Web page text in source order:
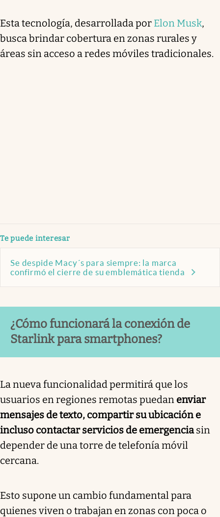
Esta tecnología, desarrollada por Elon Musk,
busca brindar cobertura en zonas rurales y
áreas sin acceso a redes móviles tradicionales.
Te puede interesar
Se despide Macy´s para siempre: la marca
confirmó el cierre de su emblemática tienda
¿Cómo funcionará la conexión de
Starlink para smartphones?
La nueva funcionalidad permitirá que los
usuarios en regiones remotas puedan enviar
mensajes de texto, compartir su ubicación e
incluso contactar servicios de emergenciasin
depender de una torre de telefonía móvil
cercana.
Esto supone un cambio fundamental para
quienes viven o trabajan en zonas con poca o